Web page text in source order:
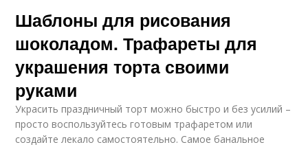
Шаблоны для рисования
шоколадом. Трафареты для
украшения торта своими
руками
Украсить праздничный торт можно быстро и без усилий –
просто воспользуйтесь готовым трафаретом или
создайте лекало самостоятельно. Самое банальное